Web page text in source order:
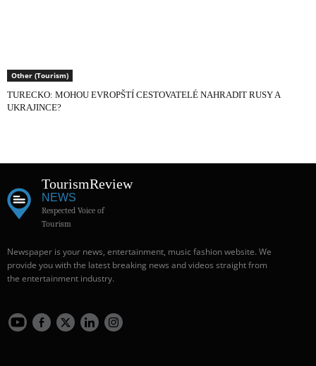
Other (Tourism)
TURECKO: MOHOU EVROPŠTÍ CESTOVATELÉ NAHRADIT RUSY A
UKRAJINCE?
TourismReview
NEWS
Respected Voice of
Tourism
Newspaper is your news, entertainment, music fashion website. We
provide you with the latest breaking news and videos straight from
the entertainment industry.